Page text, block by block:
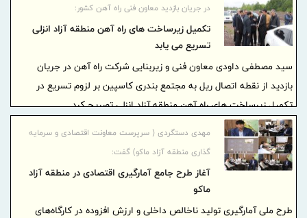
در جریان بازدید معاون فنی راه آهن کشور:
تكمیل زیرساخت های راه آهن منطقه آزاد انزلی
تسریع می یابد
سید مصطفی داودی معاون فنی و زیربنایی شرکت راه آهن در جریان
بازدید از نقطه اتصال ریل به مجتمع بندری کاسپین بر لزوم تسریع در
تکمیل زیرساخت های راه آهن منطقه آزاد انزلی تصریح کرد.
مهدی دستگردی ( سرپرست معاونت اقتصادی و سرمایه
گذاری منطقه آزاد ماکو) گفت:
آغاز طرح جامع آمارگیری اقتصادی در منطقه آزاد
ماکو
طرح ملی آمارگیری تولید ناخالص داخلی و ارزش افزوده در کارگاه‌های